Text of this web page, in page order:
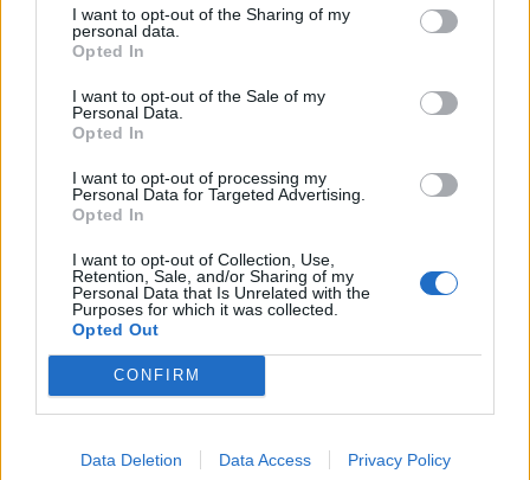
I want to opt-out of the Sharing of my
personal data.
Opted In
I want to opt-out of the Sale of my
Personal Data.
Opted In
I want to opt-out of processing my
Personal Data for Targeted Advertising.
Opted In
I want to opt-out of Collection, Use,
Retention, Sale, and/or Sharing of my
Personal Data that Is Unrelated with the
Purposes for which it was collected.
Opted Out
CONFIRM
Data Deletion Data Access Privacy Policy
Actus Info
Pourquoi le bouton start/stop disparaît
des voitures électriques
Auto Pour Vous 5 août 2026